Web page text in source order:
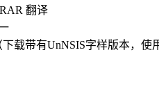
翻译
载带有UnNSIS字样版本，使